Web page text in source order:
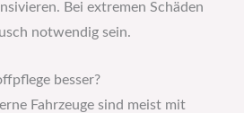
Bei extremen Schäden
notwendig sein.
besser?
Fahrzeuge sind meist mit